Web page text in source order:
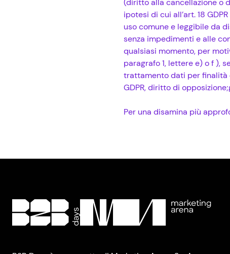
(diritto alla cancellazione o
ipotesi di cui all’art. 18
uso comune e leggibile da
senza impedimenti e alle
qualsiasi momento, per
paragrafo 1, lettere e) o f ),
trattamento dati per finalità
GDPR, diritto di
Per una disamina più